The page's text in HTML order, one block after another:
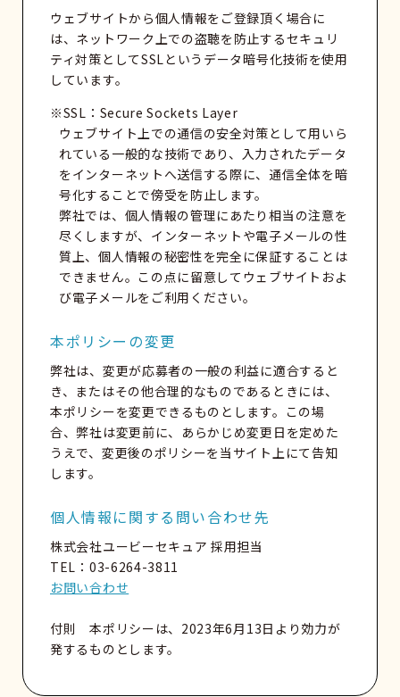
ウェブサイトから個人情報をご登録頂く場合に
は、ネットワーク上での盗聴を防止するセキュリ
ティ対策としてSSLというデータ暗号化技術を使用
しています。
※SSL：Secure Sockets Layer
ウェブサイト上での通信の安全対策として用いら
れている一般的な技術であり、入力されたデータ
をインターネットへ送信する際に、通信全体を暗
号化することで傍受を防止します。
弊社では、個人情報の管理にあたり相当の注意を
尽くしますが、インターネットや電子メールの性
質上、個人情報の秘密性を完全に保証することは
できません。この点に留意してウェブサイトおよ
び電子メールをご利用ください。
本ポリシーの変更
弊社は、変更が応募者の一般の利益に適合すると
き、またはその他合理的なものであるときには、
本ポリシーを変更できるものとします。この場
合、弊社は変更前に、あらかじめ変更日を定めた
うえで、変更後のポリシーを当サイト上にて告知
します。
個人情報に関する問い合わせ先
株式会社ユービーセキュア 採用担当
TEL：03-6264-3811
お問い合わせ
付則 本ポリシーは、2023年6月13日より効力が
発するものとします。